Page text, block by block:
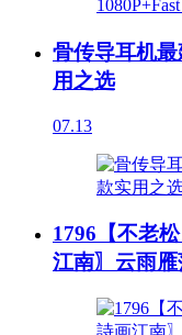
骨传导耳机
用之选
07.13
1796【不老
江南〗云雨